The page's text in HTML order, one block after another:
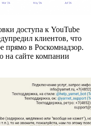
доступа к YouTube
клиентов, что
прямо в Роскомнадзор.
на сайте компании